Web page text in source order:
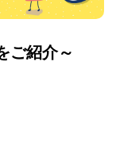
ご紹介～